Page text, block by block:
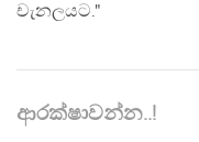
චැනලයට."
ආරක්ෂාවන්න..!